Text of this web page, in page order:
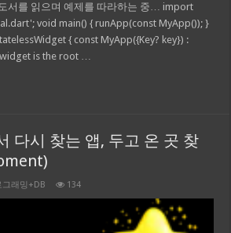
서를 읽으며 예제를 따라하는 중… import
void main() { runApp(const MyApp()); }
{ const MyApp({Key? key}) :
widget is the root …
다시 찾는 앱, 두고 온 곳 찾
그래밍+DB 134